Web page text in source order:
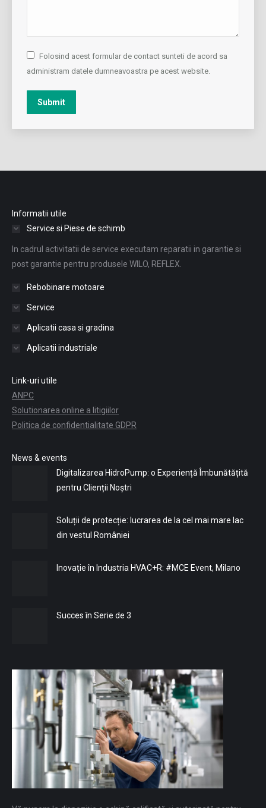
Folosind acest formular de contact sunteti de acord sa
administram datele dumneavoastra pe acest website.
Submit
Informatii utile
Service si Piese de schimb
In cadrul activitatii de service executam reparatii in garantie si
post garantie pentru produsele WILO, REFLEX.
Rebobinare motoare
Service
Aplicatii casa si gradina
Aplicatii industriale
Link-uri utile
ANPC
Solutionarea online a litigiilor
Politica de confidentialitate GDPR
News & events
Digitalizarea HidroPump: o Experiență Îmbunătățită
pentru Clienții Noștri
Soluții de protecție: lucrarea de la cel mai mare lac
din vestul României
Inovație în Industria HVAC+R: #MCE Event, Milano
Succes în Serie de 3